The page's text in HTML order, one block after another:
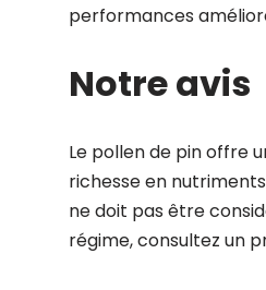
performances
Notre avis
Le pollen de pin offre
richesse en
ne doit pas être
régime, consultez un